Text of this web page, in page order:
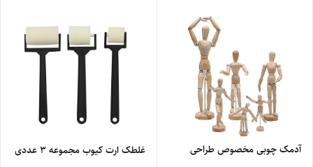
آدمک چوبی مخصوص طراحی غلطک ارت کیوب مجموعه 3 عددی